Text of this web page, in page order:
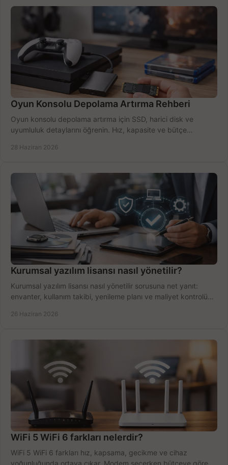
Oyun Konsolu Depolama Artırma Rehberi
Oyun konsolu depolama artırma için SSD, harici disk ve
uyumluluk detaylarını öğrenin. Hız, kapasite ve bütçe
28 Haziran 2026
Kurumsal yazılım lisansı nasıl yönetilir?
Kurumsal yazılım lisansı nasıl yönetilir sorusuna net yanıt:
envanter, kullanım takibi, yenileme planı ve maliyet kontrolü
26 Haziran 2026
WiFi 5 WiFi 6 farkları nelerdir?
WiFi 5 WiFi 6 farkları hız, kapsama, gecikme ve cihaz